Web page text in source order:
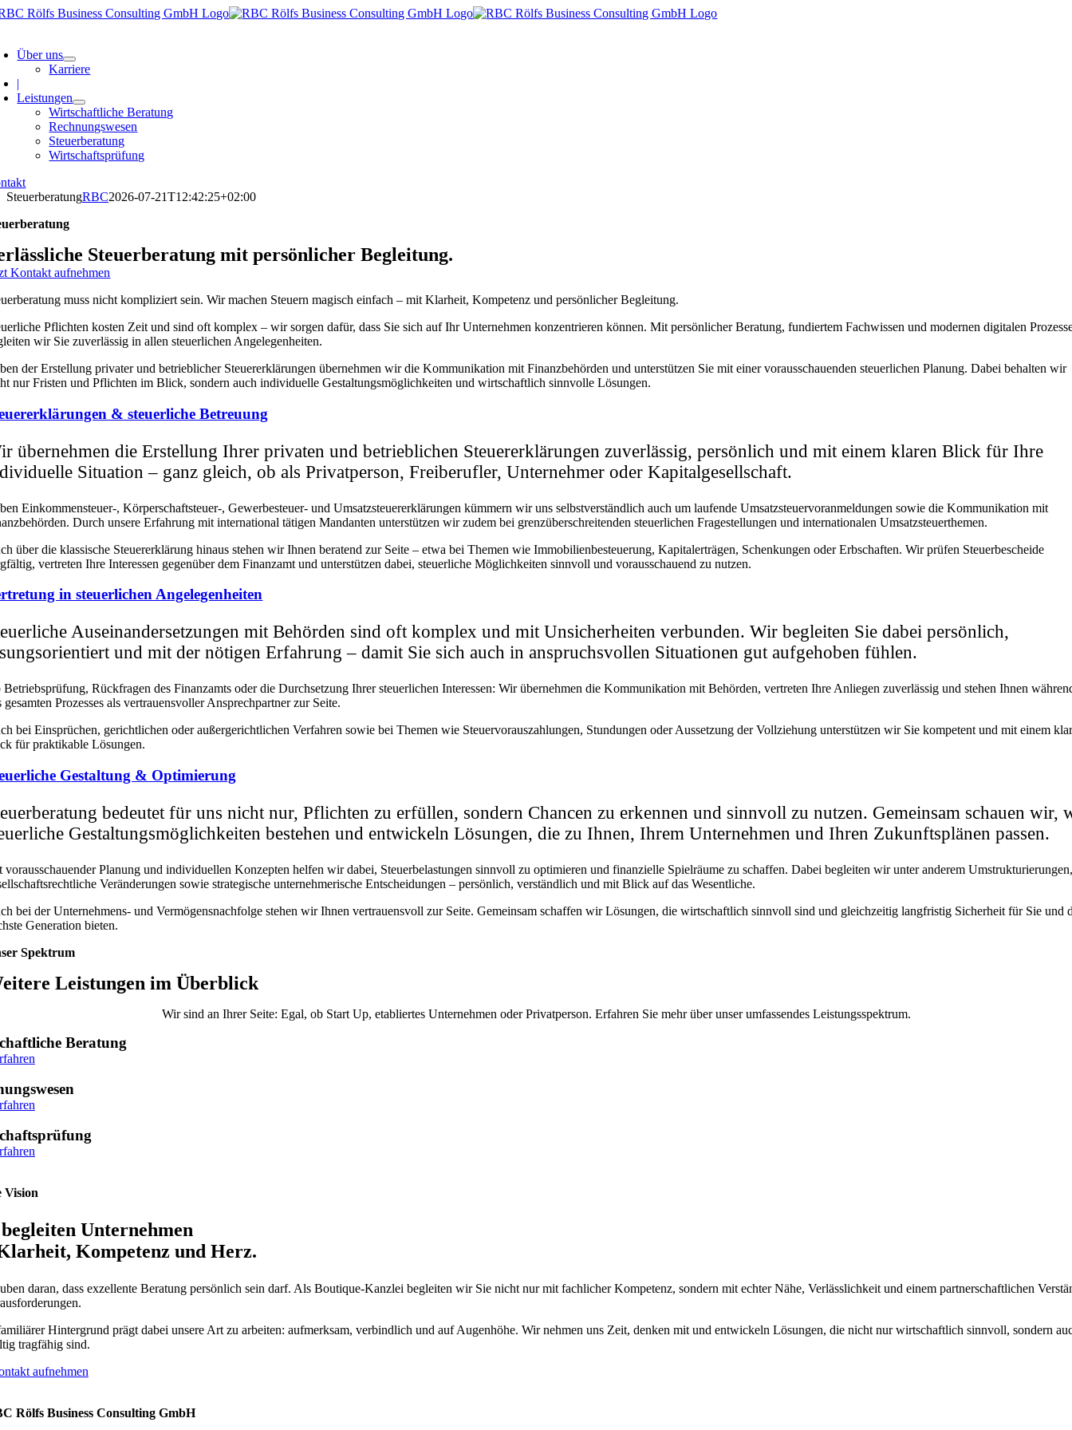
Skip
Über uns
Karriere
|
Leistungen
Wirtschaftliche Beratung
Rechnungswesen
Steuerberatung
Wirtschaftsprüfung
SteuerberatungRBC2026-07-21T12:42:25+02:00
Steuerberatung mit persönlicher Begleitung.
Kontakt aufnehmen
muss nicht kompliziert sein. Wir machen Steuern magisch einfach – mit Klarheit, Kompetenz und persönlicher Begleitung.
Pflichten kosten Zeit und sind oft komplex – wir sorgen dafür, dass Sie sich auf Ihr Unternehmen konzentrieren können. Mit persönlicher Beratung, fundiertem Fachwissen und modernen digitalen
wir Sie zuverlässig in allen steuerlichen Angelegenheiten.
der Erstellung privater und betrieblicher Steuererklärungen übernehmen wir die Kommunikation mit Finanzbehörden und unterstützen Sie mit einer vorausschauenden steuerlichen Planung. Dabei behalten wir
nur Fristen und Pflichten im Blick, sondern auch individuelle Gestaltungsmöglichkeiten und wirtschaftlich sinnvolle Lösungen.
& steuerliche Betreuung
übernehmen die Erstellung Ihrer privaten und betrieblichen Steuererklärungen zuverlässig, persönlich und mit einem klaren Blick für Ihre
Situation – ganz gleich, ob als Privatperson, Freiberufler, Unternehmer oder Kapitalgesellschaft.
Einkommensteuer-, Körperschaftsteuer-, Gewerbesteuer- und Umsatzsteuererklärungen kümmern wir uns selbstverständlich auch um laufende Umsatzsteuervoranmeldungen sowie die Kommunikation mit
Durch unsere Erfahrung mit international tätigen Mandanten unterstützen wir zudem bei grenzüberschreitenden steuerlichen Fragestellungen und internationalen Umsatzsteuerthemen.
über die klassische Steuererklärung hinaus stehen wir Ihnen beratend zur Seite – etwa bei Themen wie Immobilienbesteuerung, Kapitalerträgen, Schenkungen oder Erbschaften. Wir prüfen Steuerbescheide
vertreten Ihre Interessen gegenüber dem Finanzamt und unterstützen dabei, steuerliche Möglichkeiten sinnvoll und vorausschauend zu nutzen.
in steuerlichen Angelegenheiten
Auseinandersetzungen mit Behörden sind oft komplex und mit Unsicherheiten verbunden. Wir begleiten Sie dabei persönlich,
und mit der nötigen Erfahrung – damit Sie sich auch in anspruchsvollen Situationen gut aufgehoben fühlen.
Betriebsprüfung, Rückfragen des Finanzamts oder die Durchsetzung Ihrer steuerlichen Interessen: Wir übernehmen die Kommunikation mit Behörden, vertreten Ihre Anliegen zuverlässig und stehen Ihnen
gesamten Prozesses als vertrauensvoller Ansprechpartner zur Seite.
bei Einsprüchen, gerichtlichen oder außergerichtlichen Verfahren sowie bei Themen wie Steuervorauszahlungen, Stundungen oder Aussetzung der Vollziehung unterstützen wir Sie kompetent und mit einem
für praktikable Lösungen.
Gestaltung & Optimierung
bedeutet für uns nicht nur, Pflichten zu erfüllen, sondern Chancen zu erkennen und sinnvoll zu nutzen. Gemeinsam schauen wir,
Gestaltungsmöglichkeiten bestehen und entwickeln Lösungen, die zu Ihnen, Ihrem Unternehmen und Ihren Zukunftsplänen passen.
vorausschauender Planung und individuellen Konzepten helfen wir dabei, Steuerbelastungen sinnvoll zu optimieren und finanzielle Spielräume zu schaffen. Dabei begleiten wir unter anderem
Veränderungen sowie strategische unternehmerische Entscheidungen – persönlich, verständlich und mit Blick auf das Wesentliche.
bei der Unternehmens- und Vermögensnachfolge stehen wir Ihnen vertrauensvoll zur Seite. Gemeinsam schaffen wir Lösungen, die wirtschaftlich sinnvoll sind und gleichzeitig langfristig Sicherheit für Sie und
Generation bieten.
Spektrum
Leistungen im Überblick
Wir sind an Ihrer Seite: Egal, ob Start Up, etabliertes Unternehmen oder Privatperson. Erfahren Sie mehr über unser umfassendes Leistungsspektrum.
Beratung
Vision
Unternehmen
Kompetenz und Herz.
daran, dass exzellente Beratung persönlich sein darf. Als Boutique-Kanzlei begleiten wir Sie nicht nur mit fachlicher Kompetenz, sondern mit echter Nähe, Verlässlichkeit und einem partnerschaftlichen
Hintergrund prägt dabei unsere Art zu arbeiten: aufmerksam, verbindlich und auf Augenhöhe. Wir nehmen uns Zeit, denken mit und entwickeln Lösungen, die nicht nur wirtschaftlich sinnvoll, sondern
tragfähig sind.
aufnehmen
Rölfs Business Consulting GmbH